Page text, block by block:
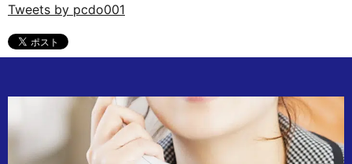
Tweets by pcdo001